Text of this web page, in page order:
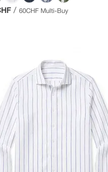
/ 60CHF Multi-Buy